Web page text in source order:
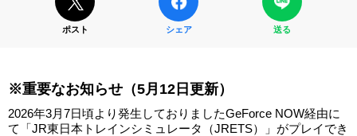
ポスト シェア 送る
※重要なお知らせ（5月12日更新）
2026年3月7日頃より発生しておりましたGeForce NOW経由に
て「JR東日本トレインシミュレータ（JRETS）」がプレイでき